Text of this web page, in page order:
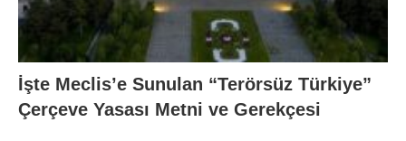
İşte Meclis’e Sunulan “Terörsüz Türkiye”
Çerçeve Yasası Metni ve Gerekçesi